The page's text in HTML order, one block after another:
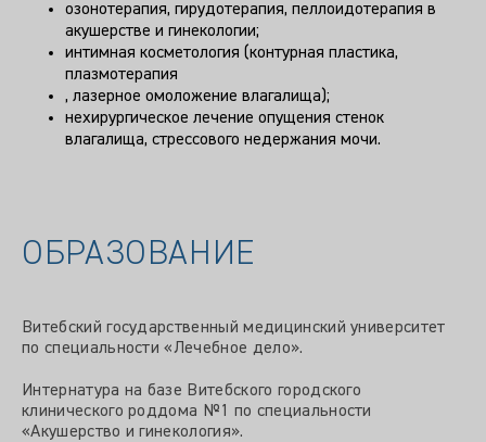
озонотерапия, гирудотерапия, пеллоидотерапия в
акушерстве и гинекологии;
интимная косметология (контурная пластика,
плазмотерапия
, лазерное омоложение влагалища);
нехирургическое лечение опущения стенок
влагалища, стрессового недержания мочи.
ОБРАЗОВАНИЕ
Витебский государственный медицинский университет
по специальности «Лечебное дело».
Интернатура на базе Витебского городского
клинического роддома №1 по специальности
«Акушерство и гинекология».